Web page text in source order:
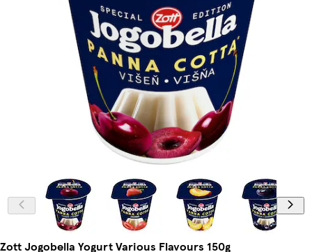
Zott Jogobella Yogurt Various Flavours 150g